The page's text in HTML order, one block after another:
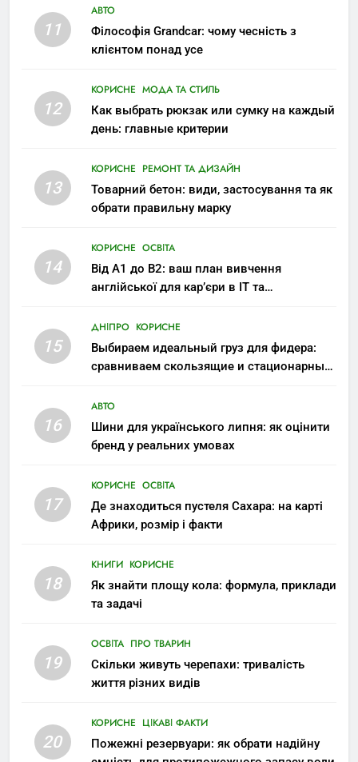
11
АВТО
Філософія Grandcar: чому чесність з
клієнтом понад усе
12
КОРИСНЕ МОДА ТА СТИЛЬ
Как выбрать рюкзак или сумку на каждый
день: главные критерии
13
КОРИСНЕ РЕМОНТ ТА ДИЗАЙН
Товарний бетон: види, застосування та як
обрати правильну марку
14
КОРИСНЕ ОСВІТА
Від A1 до B2: ваш план вивчення
англійської для кар’єри в IT та
15
ДНІПРО КОРИСНЕ
Выбираем идеальный груз для фидера:
сравниваем скользящие и стационарные
16
АВТО
Шини для українського липня: як оцінити
бренд у реальних умовах
17
КОРИСНЕ ОСВІТА
Де знаходиться пустеля Сахара: на карті
Африки, розмір і факти
18
КНИГИ КОРИСНЕ
Як знайти площу кола: формула, приклади
та задачі
19
ОСВІТА ПРО ТВАРИН
Скільки живуть черепахи: тривалість
життя різних видів
20
КОРИСНЕ ЦІКАВІ ФАКТИ
Пожежні резервуари: як обрати надійну